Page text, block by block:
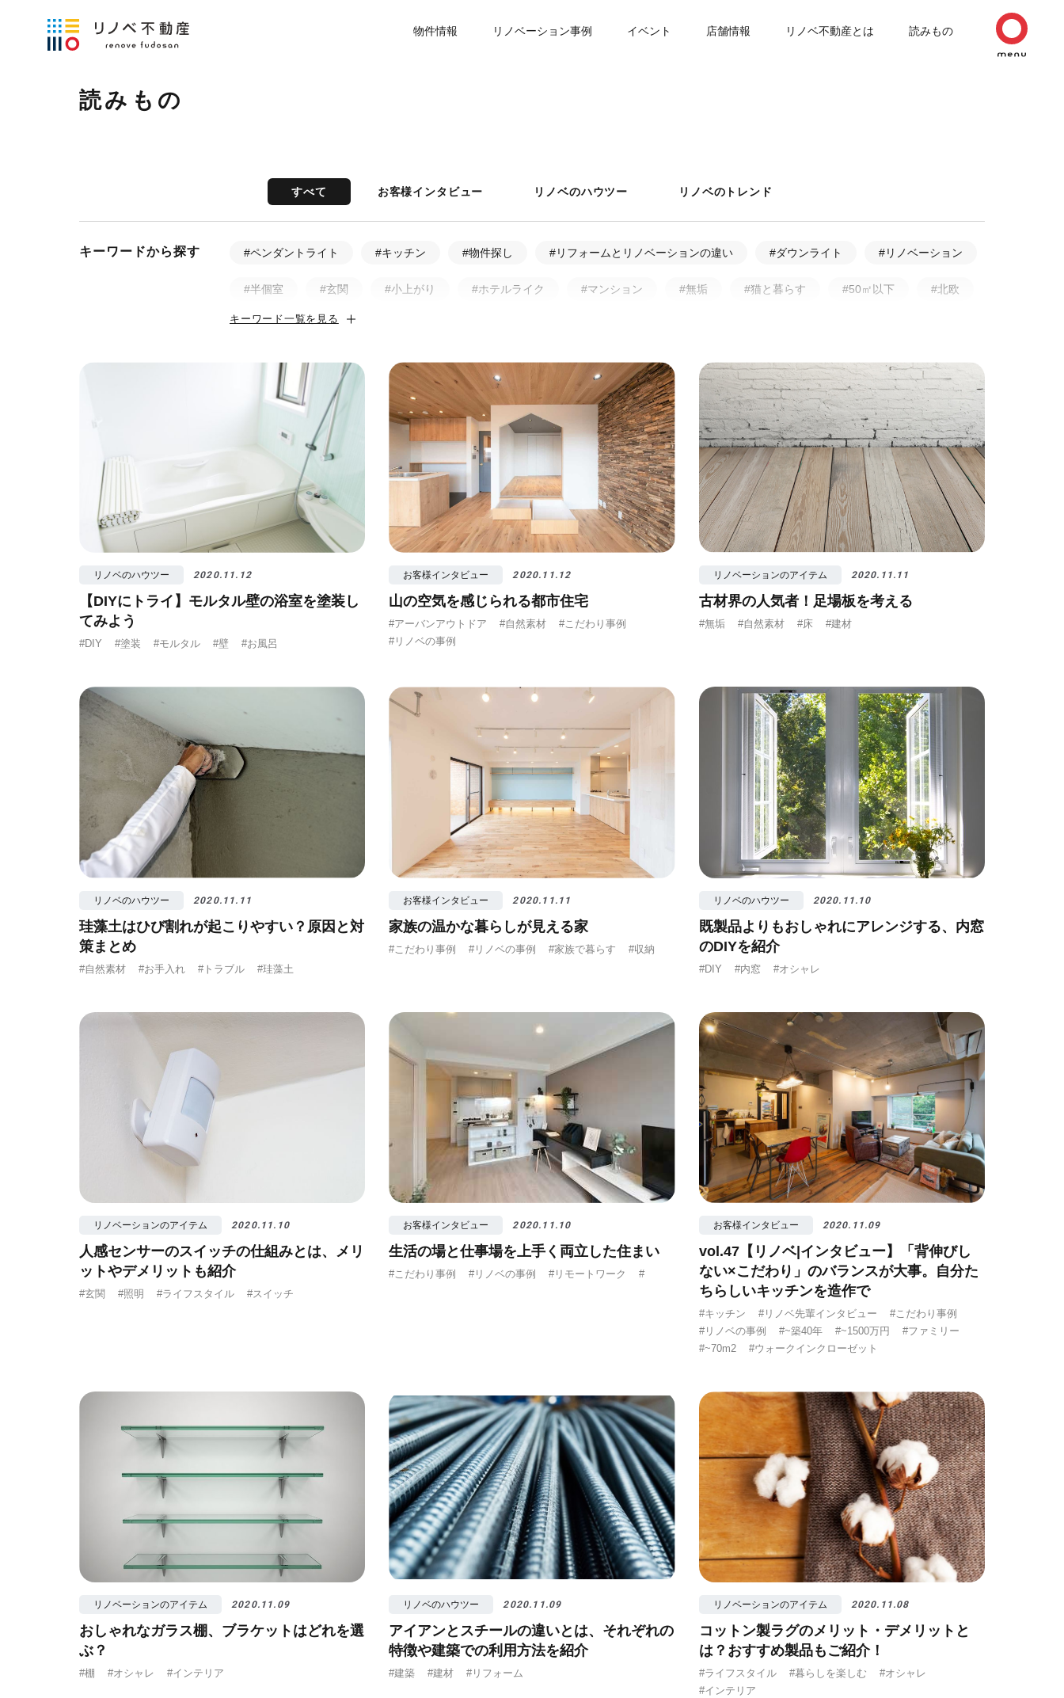
物件情報 リノベーション事例 イベント 店舗情報 リノベ不動産とは 読みもの
読みもの
すべて お客様インタビュー リノベのハウツー リノベのトレンド
キーワードから探す #ペンダントライト #キッチン #物件探し #リフォームとリノベーションの違い #ダウンライト #リノベーション
#半個室 #玄関 #小上がり #ホテルライク #マンション #無垢 #猫と暮らす #50㎡以下 #北欧
#土間 #ビフォア・アフター
#視覚効果 #予算 #照明 #タイル #書斎 #洗面所 #リノベ先輩インタビュー #広みせ！
キーワード一覧を見る
リノベのハウツー 2020.11.12
【DIYにトライ】モルタル壁の浴室を塗装し
てみよう
#DIY #塗装 #モルタル #壁 #お風呂
お客様インタビュー 2020.11.12
山の空気を感じられる都市住宅
#アーバンアウトドア #自然素材
#こだわり事例
#リノベの事例
リノベーションのアイテム 2020.11.11
古材界の人気者！足場板を考える
#無垢 #自然素材 #床 #建材
リノベのハウツー 2020.11.11
珪藻土はひび割れが起こりやすい？原因と対
策まとめ
#自然素材 #お手入れ #トラブル #珪藻土
お客様インタビュー 2020.11.11
家族の温かな暮らしが見える家
#こだわり事例 #リノベの事例 #家族で暮らす #収納
リノベのハウツー 2020.11.10
既製品よりもおしゃれにアレンジする、内窓
のDIYを紹介
#DIY #内窓 #オシャレ
リノベーションのアイテム 2020.11.10
人感センサーのスイッチの仕組みとは、メリ
ットやデメリットも紹介
#玄関 #照明 #ライフスタイル #スイッチ
お客様インタビュー 2020.11.10
生活の場と仕事場を上手く両立した住まい
#こだわり事例 #リノベの事例 #リモートワーク #
お客様インタビュー 2020.11.09
vol.47【リノベ|インタビュー】「背伸びし
ない×こだわり」のバランスが大事。自分た
ちらしいキッチンを造作で
#キッチン #リノベ先輩インタビュー
#こだわり事例
#リノベの事例
#~築40年 #~1500万円
#ファミリー
#~70m2
#ウォークインクローゼット
リノベーションのアイテム 2020.11.09
おしゃれなガラス棚、ブラケットはどれを選
ぶ？
#棚 #オシャレ #インテリア
リノベのハウツー 2020.11.09
アイアンとスチールの違いとは、それぞれの
特徴や建築での利用方法を紹介
#建築 #建材 #リフォーム
リノベーションのアイテム 2020.11.08
コットン製ラグのメリット・デメリットと
は？おすすめ製品もご紹介！
#ライフスタイル #暮らしを楽しむ
#オシャレ
#インテリア